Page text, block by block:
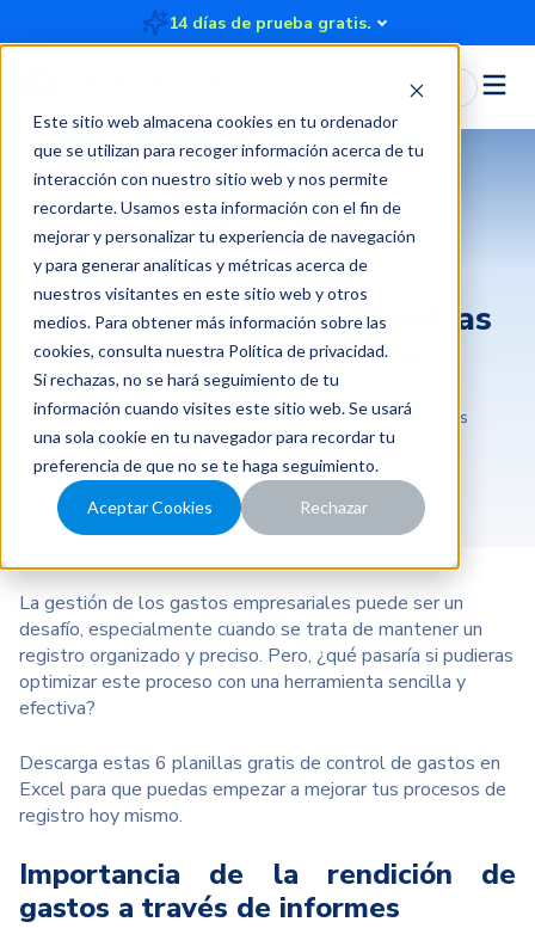
Este sitio web almacena cookies en tu ordenador
que se utilizan para recoger información acerca de tu
interacción con nuestro sitio web y nos permite
recordarte. Usamos esta información con el fin de
mejorar y personalizar tu experiencia de navegación
y para generar analíticas y métricas acerca de
nuestros visitantes en este sitio web y otros
medios. Para obtener más información sobre las
cookies, consulta nuestra Política de privacidad.
Si rechazas, no se hará seguimiento de tu
información cuando visites este sitio web. Se usará
una sola cookie en tu navegador para recordar tu
preferencia de que no se te haga seguimiento.
Aceptar Cookies Rechazar
14 días de prueba gratis.
Iniciar Sesión
Rendición de gastos
Descarga Gratis: 6 Planillas
de Control de Gastos
2024-08-12 17:39:50 4 minutos Rindegastos
La gestión de los gastos empresariales puede ser un
desafío, especialmente cuando se trata de mantener un
registro organizado y preciso. Pero, ¿qué pasaría si pudieras
optimizar este proceso con una herramienta sencilla y
efectiva?
Descarga estas 6 planillas gratis de control de gastos en
Excel para que puedas empezar a mejorar tus procesos de
registro hoy mismo.
Importancia de la rendición de
gastos a través de informes